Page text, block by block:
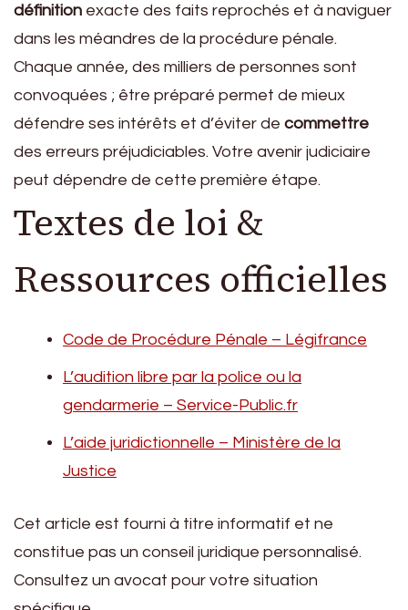
définition exacte des faits reprochés et à naviguer
dans les méandres de la procédure pénale.
Chaque année, des milliers de personnes sont
convoquées ; être préparé permet de mieux
défendre ses intérêts et d’éviter de commettre
des erreurs préjudiciables. Votre avenir judiciaire
peut dépendre de cette première étape.
Textes de loi &
Ressources officielles
Code de Procédure Pénale – Légifrance
L’audition libre par la police ou la
gendarmerie – Service-Public.fr
L’aide juridictionnelle – Ministère de la
Justice
Cet article est fourni à titre informatif et ne
constitue pas un conseil juridique personnalisé.
Consultez un avocat pour votre situation